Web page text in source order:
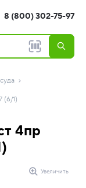
8 (800) 302-75-97
(6/1)
4пр
Увеличить